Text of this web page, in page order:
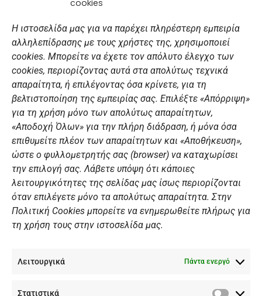
cookies
Η ιστοσελίδα μας για να παρέχει πληρέστερη εμπειρία
αλληλεπίδρασης με τους χρήστες της, χρησιμοποιεί
cookies. Μπορείτε να έχετε τον απόλυτο έλεγχο των
cookies, περιορίζοντας αυτά στα απολύτως τεχνικά
απαραίτητα, ή επιλέγοντας όσα κρίνετε, για τη
βελτιστοποίηση της εμπειρίας σας. Επιλέξτε «Απόρριψη»
για τη χρήση μόνο των απολύτως απαραίτητων,
«Αποδοχή Όλων» για την πλήρη διάδραση, ή μόνα όσα
επιθυμείτε πλέον των απαραίτητων και «Αποθήκευση»,
ώστε ο φυλλομετρητής σας (browser) να καταχωρίσει
την επιλογή σας. Λάβετε υπόψη ότι κάποιες
λειτουργικότητες της σελίδας μας ίσως περιορίζονται
όταν επιλέγετε μόνο τα απολύτως απαραίτητα. Στην
Πολιτική Cookies μπορείτε να ενημερωθείτε πλήρως για
τη χρήση τους στην ιστοσελίδα μας.
Λειτουργικά Πάντα ενεργό
Στατιστικά
a
e
b
o
o
k
t
a
g
r
a
m
t
u
b
e
n
k
e
d
i
n
ΣΎΝΔΕΣΜΟΙ
Αθλητικές σχολές
Διάπλους
Χορηγοί
Summer Camp
ΠΡΟΣΩΠΙΚΑ ΔΕΔΟΜΕΝΑ
Πολιτική Ιστοσελίδας
Πολιτική Cookies Iστοσελίδας
Γενική Πολιτική ΝΟΒ
Ενημέρωση Summer Camp